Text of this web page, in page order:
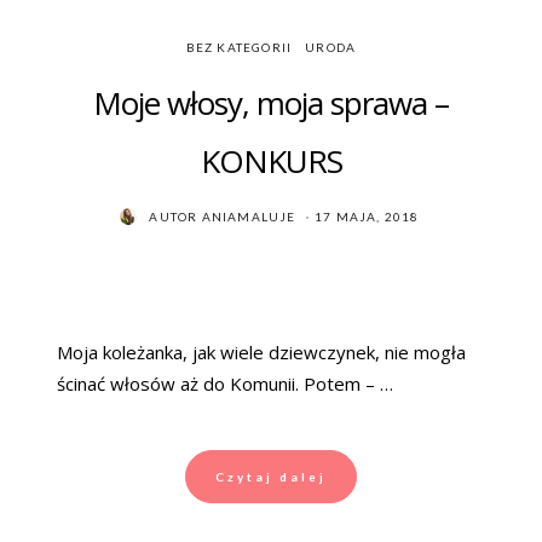
BEZ KATEGORII URODA
Moje włosy, moja sprawa –
KONKURS
AUTOR ANIAMALUJE
POSTED
17 MAJA, 2018
Moja koleżanka, jak wiele dziewczynek, nie mogła
ścinać włosów aż do Komunii. Potem – …
Czytaj dalej